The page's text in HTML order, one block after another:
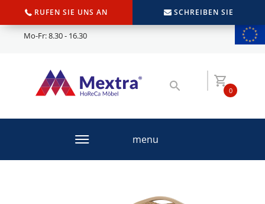
RUFEN SIE UNS AN SCHREIBEN SIE
Mo-Fr: 8.30 - 16.30
0
menu